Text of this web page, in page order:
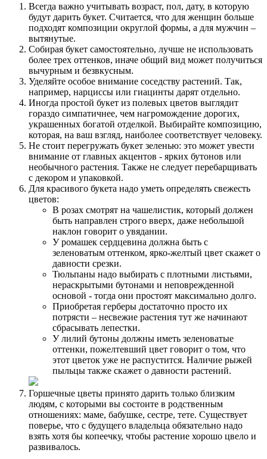
Всегда важно учитывать возраст, пол, дату, в которую
будут дарить букет. Считается, что для женщин больше
подходят композиции округлой формы, а для мужчин –
вытянутые.
Собирая букет самостоятельно, лучше не использовать
более трех оттенков, иначе общий вид может получиться
вычурным и безвкусным.
Уделяйте особое внимание соседству растений. Так,
например, нарциссы или гиацинты дарят отдельно.
Иногда простой букет из полевых цветов выглядит
гораздо симпатичнее, чем нагромождение дорогих,
украшенных богатой отделкой. Выбирайте композицию,
которая, на ваш взгляд, наиболее соответствует человеку.
Не стоит перегружать букет зеленью: это может увести
внимание от главных акцентов - ярких бутонов или
необычного растения. Также не следует перебарщивать
с декором и упаковкой.
Для красивого букета надо уметь определять свежесть
цветов:
В розах смотрят на чашелистик, который должен
быть направлен строго вверх, даже небольшой
наклон говорит о увядании.
У ромашек сердцевина должна быть с
зеленоватым оттенком, ярко-желтый цвет скажет о
давности срезки.
Тюльпаны надо выбирать с плотными листьями,
нераскрытыми бутонами и неповрежденной
основой - тогда они простоят максимально долго.
Приобретая герберы достаточно просто их
потрясти – несвежие растения тут же начинают
сбрасывать лепестки.
У лилий бутоны должны иметь зеленоватые
оттенки, пожелтевший цвет говорит о том, что
этот цветок уже не распустится. Наличие рыжей
пыльцы также скажет о давности растений.
Горшечные цветы принято дарить только близким
людям, с которыми вы состоите в родственным
отношениях: маме, бабушке, сестре, тете. Существует
поверье, что с будущего владельца обязательно надо
взять хотя бы копеечку, чтобы растение хорошо цвело и
развивалось.